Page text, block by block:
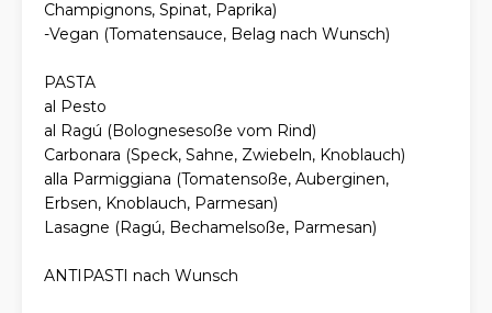
Champignons, Spinat, Paprika)
-Vegan (Tomatensauce, Belag nach Wunsch)
PASTA
al Pesto
al Ragú (Bolognesesoße vom Rind)
Carbonara (Speck, Sahne, Zwiebeln, Knoblauch)
alla Parmiggiana (Tomatensoße, Auberginen,
Erbsen, Knoblauch, Parmesan)
Lasagne (Ragú, Bechamelsoße, Parmesan)
ANTIPASTI nach Wunsch